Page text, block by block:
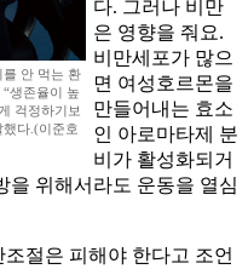
안 먹는 환
생존율이 높
걱정하기보
했다.(이준호
다. 그러나 비만
은 영향을 줘요.
비만세포가 많으
면 여성호르몬을
만들어내는 효소
인 아로마타제 분
비가 활성화되거
을 위해서라도 운동을 열심
절은 피해야 한다고 조언